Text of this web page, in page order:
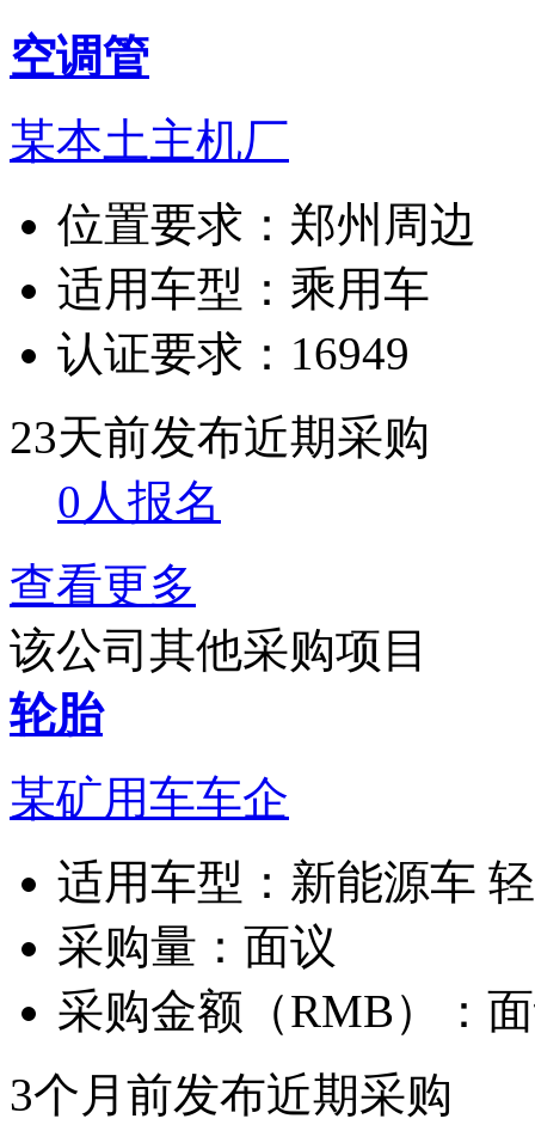
空调管
某本土主机厂
位置要求： 郑州周边
适用车型： 乘用车
认证要求： 16949
23天前发布近期采购
0人报名
查看更多
该公司其他采购项目
轮胎
某矿用车车企
适用车型： 新能源车
采购量： 面议
采购金额（RMB）：
3个月前发布近期采购